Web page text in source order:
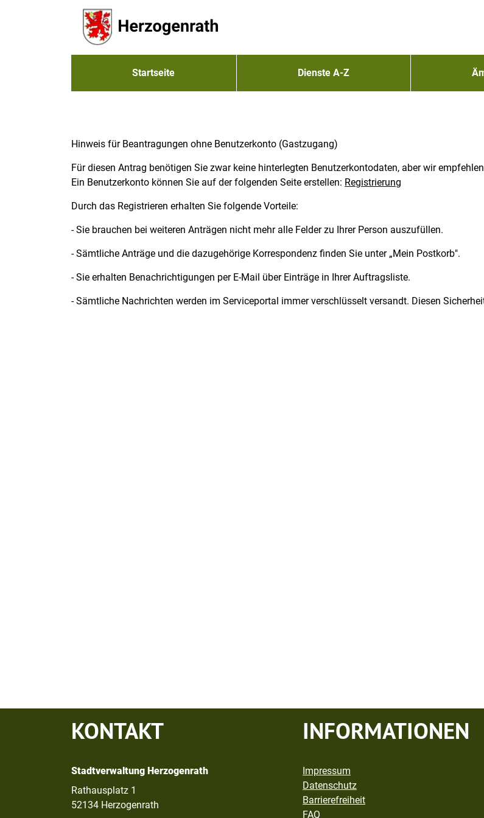
Zum Hauptinhalt springen
Startseite Dienste A-Z
Hinweis für Beantragungen ohne Benutzerkonto (Gastzugang)
Für diesen Antrag benötigen Sie zwar keine hinterlegten Benutzerkontodaten, aber wir
Ein Benutzerkonto können Sie auf der folgenden Seite erstellen: Registrierung
Durch das Registrieren erhalten Sie folgende Vorteile:
- Sie brauchen bei weiteren Anträgen nicht mehr alle Felder zu Ihrer Person auszufüllen.
- Sämtliche Anträge und die dazugehörige Korrespondenz finden Sie unter „Mein Postkorb".
- Sie erhalten Benachrichtigungen per E-Mail über Einträge in Ihrer Auftragsliste.
- Sämtliche Nachrichten werden im Serviceportal immer verschlüsselt versandt. Diesen
KONTAKT
Stadtverwaltung Herzogenrath
Rathausplatz 1
52134 Herzogenrath
INFORMATIONEN
Impressum
Datenschutz
Barrierefreiheit
FAQ